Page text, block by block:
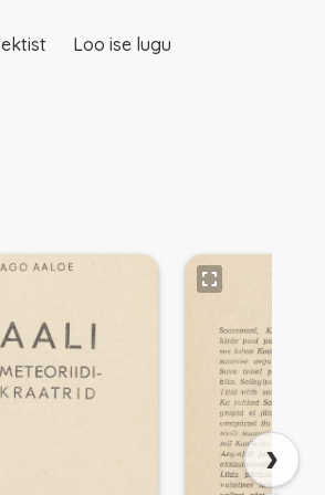
Loo ise lugu
›